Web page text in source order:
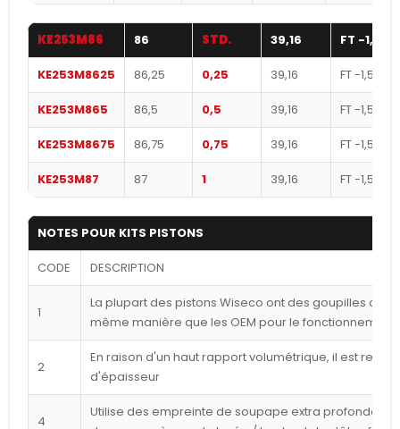
KE253M86 86 STD. 39,16 FT -1,5
KE253M8625 86,25 0,25 39,16 FT -1,5
KE253M865 86,5 0,5 39,16 FT -1,5
KE253M8675 86,75 0,75 39,16 FT -1,5
KE253M87 87 1 39,16 FT -1,5
NOTES POUR KITS PISTONS
CODE DESCRIPTION
1
La plupart des pistons Wiseco ont des goupilles
même manière que les OEM pour le
2
En raison d'un haut rapport volumétrique, il est
d'épaisseur
4
Utilise des empreinte de soupape extra profondes